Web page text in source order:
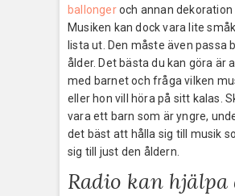
ballongeroch annan dekoration
Musiken kan dock vara lite
lista ut. Den måste även passa
ålder. Det bästa du kan göra är
med barnet och fråga vilken
eller hon vill höra på sitt kalas.
vara ett barn som är yngre,
det bäst att hålla sig till musik
sig till just den åldern.
Radio kan hjälpa